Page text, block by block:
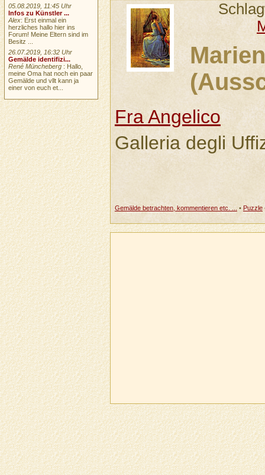
Fra Angelico
Galleria degli
Gemälde betrachten, kommentieren etc. ... •Puzzle
05.08.2019, 11:45 Uhr
Infos zu Künstler ...
Alex: Erst einmal ein
herzliches hallo hier ins
Forum! Meine Eltern sind im
Besitz ...
26.07.2019, 16:32 Uhr
Gemälde identifizi...
René Müncheberg : Hallo,
meine Oma hat noch ein paar
Gemälde und vllt kann ja
einer von euch et...